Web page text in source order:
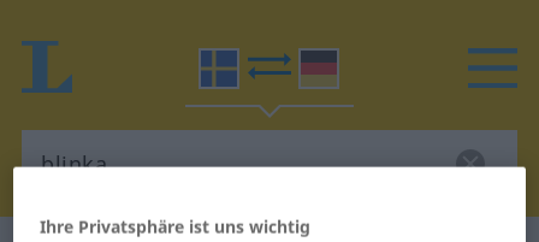
Ihre Privatsphäre ist uns wichtig